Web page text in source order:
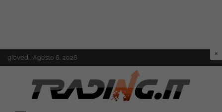
Skip
to
giovedì, Agosto 6, 2026